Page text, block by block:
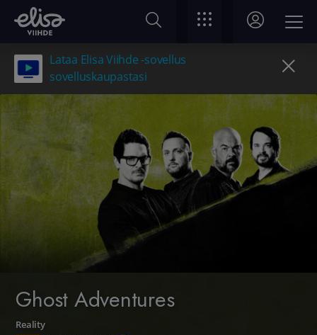
Lataa Elisa Viihde -sovellus
sovelluskaupastasi
Ghost Adventures
Reality